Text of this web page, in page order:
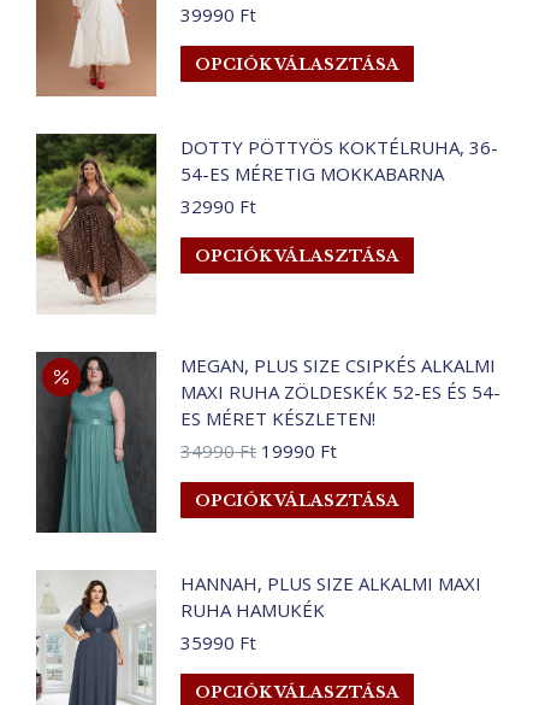
változatok
ki
39990 Ft
OPCIÓK VÁLASZTÁSA
a
több
variációja
A
ki
DOTTY PÖTTYÖS KOKTÉLRUHA, 36-
54-ES MÉRETIG MOKKABARNA
32990 Ft
OPCIÓK VÁLASZTÁSA
a
variációja
van.
a
MEGAN, PLUS SIZE CSIPKÉS ALKALMI
MAXI RUHA ZÖLDESKÉK 52-ES ÉS 54-
ES MÉRET KÉSZLETEN!
34990Ft Original
price
was:
19990 FtCurrent
price
is:
OPCIÓK VÁLASZTÁSA
a
több
A
HANNAH, PLUS SIZE ALKALMI MAXI
RUHA HAMUKÉK
35990 Ft
OPCIÓK VÁLASZTÁSA